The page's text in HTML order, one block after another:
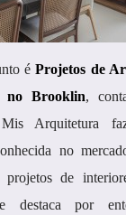
éProjetos de
no Brooklin,
Arquitetura
no
projetos de
destaca por